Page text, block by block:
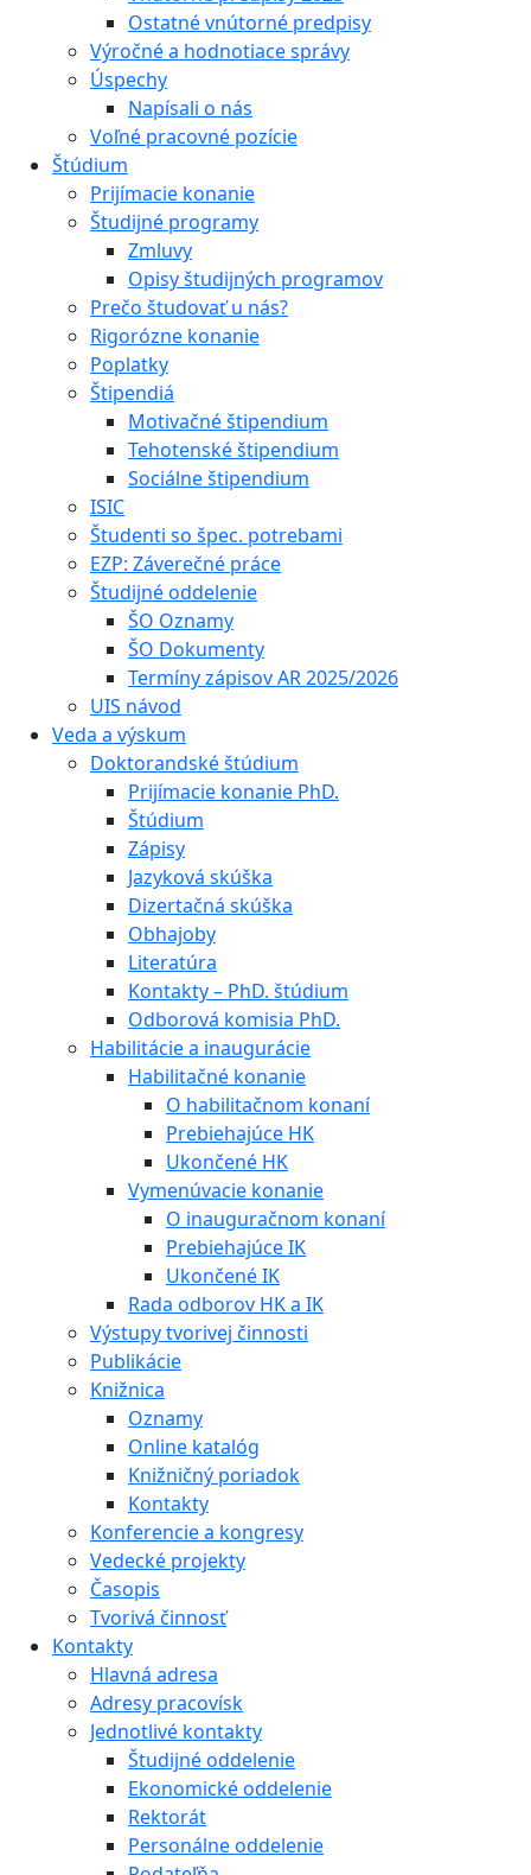
Ostatné vnútorné predpisy
Výročné a hodnotiace správy
Úspechy
Napísali o nás
Voľné pracovné pozície
Štúdium
Prijímacie konanie
Študijné programy
Zmluvy
Opisy študijných programov
Prečo študovať u nás?
Rigorózne konanie
Poplatky
Štipendiá
Motivačné štipendium
Tehotenské štipendium
Sociálne štipendium
ISIC
Študenti so špec. potrebami
EZP: Záverečné práce
Študijné oddelenie
ŠO Oznamy
ŠO Dokumenty
Termíny zápisov AR 2025/2026
UIS návod
Veda a výskum
Doktorandské štúdium
Prijímacie konanie PhD.
Štúdium
Zápisy
Jazyková skúška
Dizertačná skúška
Obhajoby
Literatúra
Kontakty – PhD. štúdium
Odborová komisia PhD.
Habilitácie a inaugurácie
Habilitačné konanie
O habilitačnom konaní
Prebiehajúce HK
Ukončené HK
Vymenúvacie konanie
O inauguračnom konaní
Prebiehajúce IK
Ukončené IK
Rada odborov HK a IK
Výstupy tvorivej činnosti
Publikácie
Knižnica
Oznamy
Online katalóg
Knižničný poriadok
Kontakty
Konferencie a kongresy
Vedecké projekty
Časopis
Tvorivá činnosť
Kontakty
Hlavná adresa
Adresy pracovísk
Jednotlivé kontakty
Študijné oddelenie
Ekonomické oddelenie
Rektorát
Personálne oddelenie